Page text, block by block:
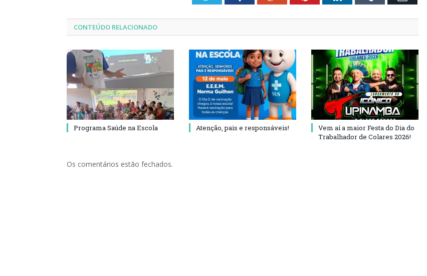
CONTEÚDO RELACIONADO
Programa Saúde na Escola Atenção, pais e responsáveis!
Vem aí a maior Festa do Dia do
Trabalhador de Colares 2026!
Os comentários estão fechados.